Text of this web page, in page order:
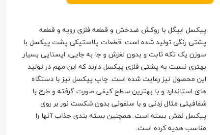
پیکسل ابیگل با روکش ضدخش و قطعه فلزی رویه و قطعه
پشتی رنگی تولید شده است. قطعات پلاستیکی پشت پیکسل با
سوزن یک تکه ثابت و بدون لغزش و جا به جایی، ایستایی بسیار
بهتری نسبت به پشتی فلزی پیکسل دارند که این مهم در تولید
این محصول نیز رعایت شده است. چاپ پیکسل نیز با دستگاه
های استاندارد و با بهترین سطح کیفی صورت گرفته و طرح با
شفافیتی مثال زدنی و با سلفونی بدون شکست نور بر روی
پیکسل نقش بسته است. همچنین بسته بندی جذاب آنها را
مناسب هدیه کرده است.